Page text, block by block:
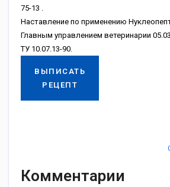
75-13 .
Наставление по применению
Главным управлением ветеринарии
ТУ 10.07.13-90.
ВЫПИСАТЬ
РЕЦЕПТ
Комментарии